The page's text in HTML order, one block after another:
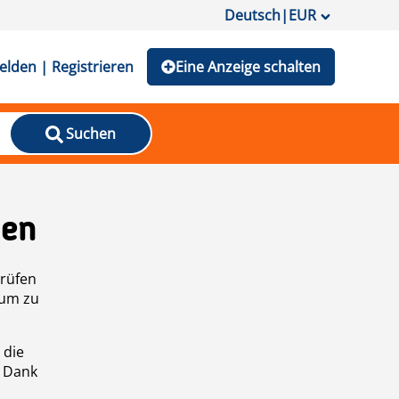
Deutsch|EUR
| Registrieren Eine Anzeige schalten
Suchen
zu
die